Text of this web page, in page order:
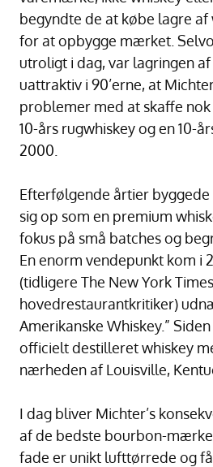
begyndte de at købe lagre
for at opbygge mærket.
utroligt i dag, var lagringen af
uattraktiv i 90’erne, at
problemer med at skaffe
10-års rugwhiskey og en 10-
2000.
Efterfølgende årtier byggede
sig op som en premium
fokus på små batches og
En enorm vendepunkt kom i
(tidligere The New York
hovedrestaurantkritiker)
Amerikanske Whiskey.”
officielt destilleret whiskey
nærheden af Louisville,
I dag bliver Michter’s
af de bedste bourbon-
fade er unikt lufttørrede og